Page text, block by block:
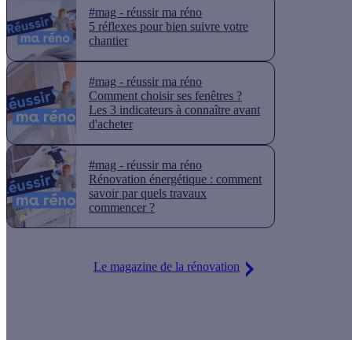
#mag - réussir ma réno
5 réflexes pour bien suivre votre
chantier
#mag - réussir ma réno
Comment choisir ses fenêtres ?
Les 3 indicateurs à connaître avant
d'acheter
#mag - réussir ma réno
Rénovation énergétique : comment
savoir par quels travaux
commencer ?
Le magazine de la rénovation